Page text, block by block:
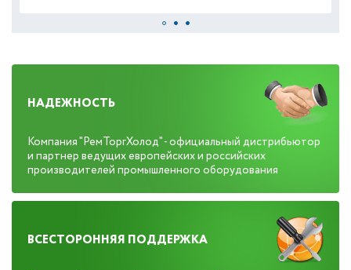
НАДЕЖНОСТЬ
Компания "РемТоргХолод" - официальный дистрибьютор
и партнер ведущих европейских и российских
производителей промышленного оборудования
ВСЕСТОРОННЯЯ ПОДДЕРЖКА